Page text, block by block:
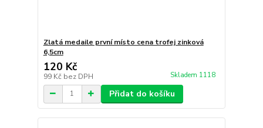
Zlatá medaile první místo cena trofej zinková
6,5cm
120 Kč
99 Kč bez DPH Skladem 1118
Přidat do košíku